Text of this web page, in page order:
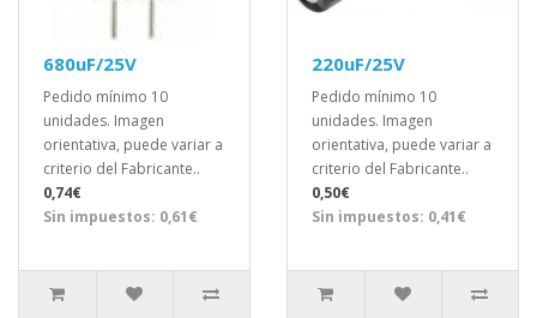
680uF/25V
Pedido mínimo 10
unidades. Imagen
orientativa, puede variar a
criterio del Fabricante..
0,74€
Sin impuestos: 0,61€
220uF/25V
Pedido mínimo 10
unidades. Imagen
orientativa, puede variar a
criterio del Fabricante..
0,50€
Sin impuestos: 0,41€